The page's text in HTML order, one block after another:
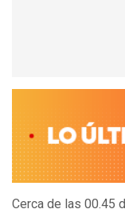
Cerca de las 00.45